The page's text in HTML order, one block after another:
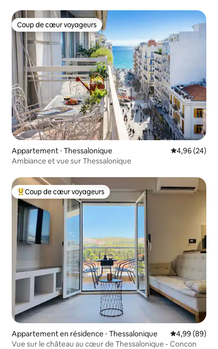
Coup de cœur voyageurs
Coup de cœur voyageurs
Appartement ⋅ Thessalonique Évaluation
4,96 (24)
Ambiance et vue sur Thessalonique
Coups de cœur voyageurs les plus appréciés
Coup de cœur voyageurs
Appartement en résidence ⋅ Thessalonique Évaluation
4,99 (89)
Vue sur le château au cœur de Thessalonique - Concon